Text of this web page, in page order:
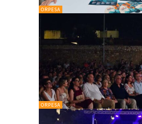
ORPESA
ORPESA